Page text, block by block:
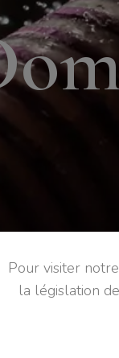
o
Pour visiter
la législation